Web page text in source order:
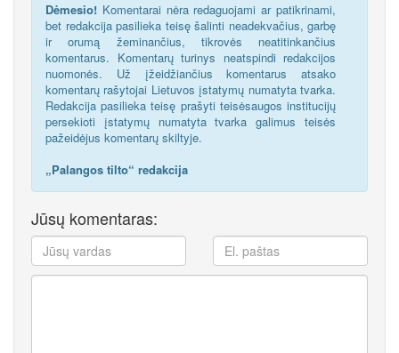
Dėmesio! Komentarai nėra redaguojami ar patikrinami,
bet redakcija pasilieka teisę šalinti neadekvačius, garbę
ir orumą žeminančius, tikrovės neatitinkančius
komentarus. Komentarų turinys neatspindi redakcijos
nuomonės. Už įžeidžiančius komentarus atsako
komentarų rašytojai Lietuvos įstatymų numatyta tvarka.
Redakcija pasilieka teisę prašyti teisėsaugos institucijų
persekioti įstatymų numatyta tvarka galimus teisės
pažeidėjus komentarų skiltyje.
„Palangos tilto“ redakcija
Jūsų komentaras: